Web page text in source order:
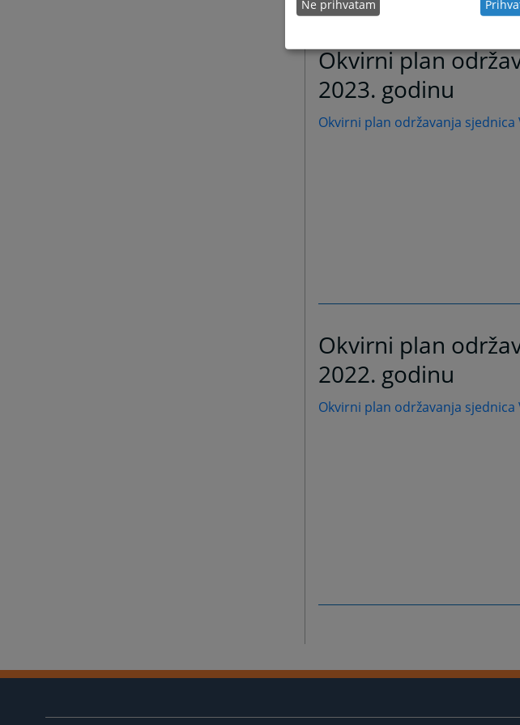
Okvirni plan
2023. godinu
Okvirni plan održavanja sjednica
Okvirni plan
2022. godinu
Okvirni plan održavanja sjednica
Ne prihvatam